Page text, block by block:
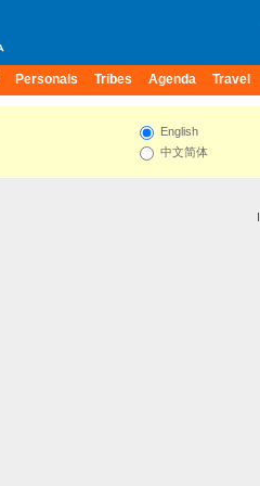
Personals Tribes Agenda Travel
English
中文简体